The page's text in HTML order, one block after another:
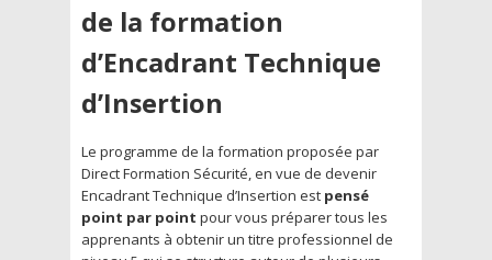
de la formation
d’Encadrant Technique
d’Insertion
Le programme de la formation proposée par
Direct Formation Sécurité, en vue de devenir
Encadrant Technique d’Insertion est pensé
point par point pour vous préparer tous les
apprenants à obtenir un titre professionnel de